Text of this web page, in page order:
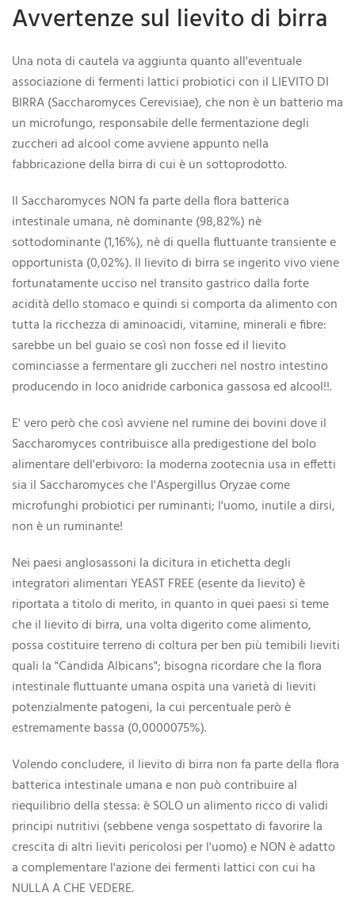
Avvertenze sul lievito di birra
Una nota di cautela va aggiunta quanto all'eventuale
associazione di fermenti lattici probiotici con il LIEVITO DI
BIRRA (Saccharomyces Cerevisiae), che non è un batterio ma
un microfungo, responsabile delle fermentazione degli
zuccheri ad alcool come avviene appunto nella
fabbricazione della birra di cui è un sottoprodotto.
Il Saccharomyces NON fa parte della flora batterica
intestinale umana, nè dominante (98,82%) nè
sottodominante (1,16%), nè di quella fluttuante transiente e
opportunista (0,02%). Il lievito di birra se ingerito vivo viene
fortunatamente ucciso nel transito gastrico dalla forte
acidità dello stomaco e quindi si comporta da alimento con
tutta la ricchezza di aminoacidi, vitamine, minerali e fibre:
sarebbe un bel guaio se così non fosse ed il lievito
cominciasse a fermentare gli zuccheri nel nostro intestino
producendo in loco anidride carbonica gassosa ed alcool!!.
E' vero però che così avviene nel rumine dei bovini dove il
Saccharomyces contribuisce alla predigestione del bolo
alimentare dell'erbivoro: la moderna zootecnia usa in effetti
sia il Saccharomyces che l'Aspergillus Oryzae come
microfunghi probiotici per ruminanti; l'uomo, inutile a dirsi,
non è un ruminante!
Nei paesi anglosassoni la dicitura in etichetta degli
integratori alimentari YEAST FREE (esente da lievito) è
riportata a titolo di merito, in quanto in quei paesi si teme
che il lievito di birra, una volta digerito come alimento,
possa costituire terreno di coltura per ben più temibili lieviti
quali la "Candida Albicans"; bisogna ricordare che la flora
intestinale fluttuante umana ospita una varietà di lieviti
potenzialmente patogeni, la cui percentuale però è
estremamente bassa (0,0000075%).
Volendo concludere, il lievito di birra non fa parte della flora
batterica intestinale umana e non può contribuire al
riequilibrio della stessa: è SOLO un alimento ricco di validi
principi nutritivi (sebbene venga sospettato di favorire la
crescita di altri lieviti pericolosi per l'uomo) e NON è adatto
a complementare l'azione dei fermenti lattici con cui ha
NULLA A CHE VEDERE.